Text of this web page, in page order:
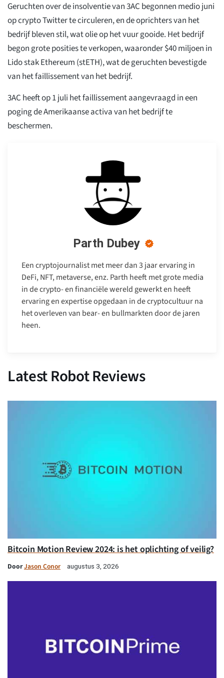
Geruchten over de insolventie van 3AC begonnen medio juni
op crypto Twitter te circuleren, en de oprichters van het
bedrijf bleven stil, wat olie op het vuur gooide. Het bedrijf
begon grote posities te verkopen, waaronder $40 miljoen in
Lido stak Ethereum (stETH), wat de geruchten bevestigde
van het faillissement van het bedrijf.
3AC heeft op 1 juli het faillissement aangevraagd in een
poging de Amerikaanse activa van het bedrijf te
beschermen.
Parth Dubey
Een cryptojournalist met meer dan 3 jaar ervaring in
DeFi, NFT, metaverse, enz. Parth heeft met grote media
in de crypto- en financiële wereld gewerkt en heeft
ervaring en expertise opgedaan in de cryptocultuur na
het overleven van bear- en bullmarkten door de jaren
heen.
Latest Robot Reviews
Bitcoin Motion Review 2024: is het oplichting of veilig?
DoorJason Conor augustus 3, 2026